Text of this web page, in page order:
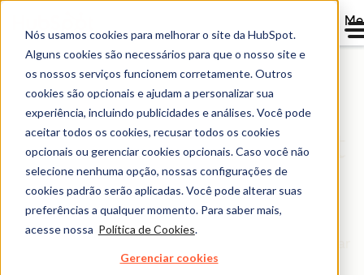
Nós usamos cookies para melhorar o site da HubSpot.
Alguns cookies são necessários para que o nosso site e
os nossos serviços funcionem corretamente. Outros
cookies são opcionais e ajudam a personalizar sua
experiência, incluindo publicidades e análises. Você pode
aceitar todos os cookies, recusar todos os cookies
opcionais ou gerenciar cookies opcionais. Caso você não
selecione nenhuma opção, nossas configurações de
cookies padrão serão aplicadas. Você pode alterar suas
preferências a qualquer momento. Para saber mais,
acesse nossa Política de Cookies.
Gerenciar cookies
Biblioteca de
Conteúdo da HubSpot
Brasil
Navegue por ebooks, ferramentas, guias, templates,
você a expandir seu negócio. Filtre por tópico ou